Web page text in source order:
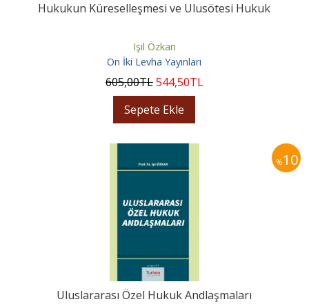
Hukukun Küreselleşmesi ve Ulusötesi Hukuk
Işıl Özkan
On İki Levha Yayınları
605,00TL544,50TL
Sepete Ekle
%10
Uluslararası Özel Hukuk Andlaşmaları